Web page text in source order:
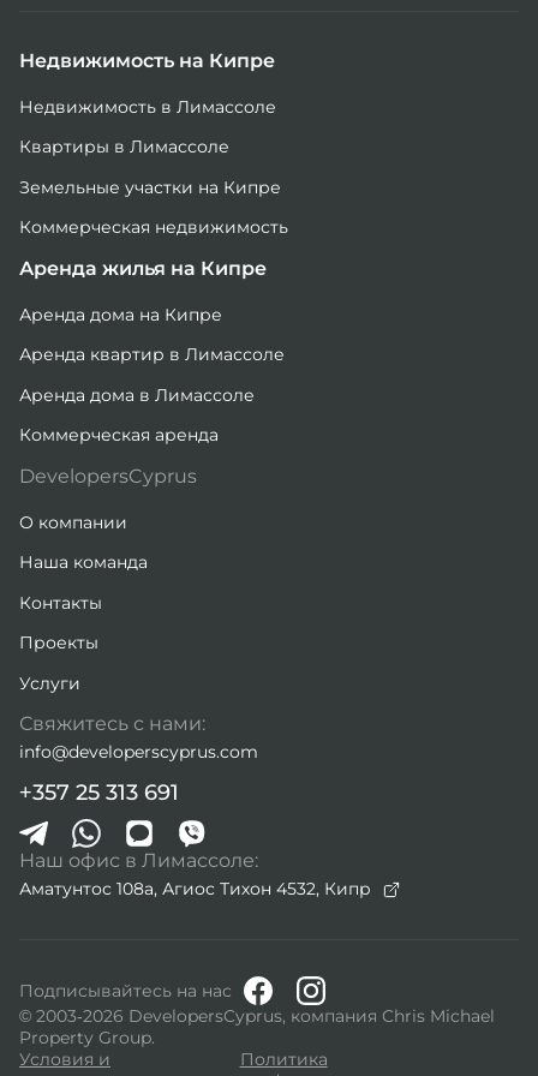
Недвижимость на Кипре
Недвижимость в Лимассоле
Квартиры в Лимассоле
Земельные участки на Кипре
Коммерческая недвижимость
Аренда жилья на Кипре
Аренда дома на Кипре
Аренда квартир в Лимассоле
Аренда дома в Лимассоле
Коммерческая аренда
DevelopersCyprus
О компании
Наша команда
Контакты
Проекты
Услуги
Свяжитесь с нами:
info@developerscyprus.com
+357 25 313 691
Наш офис в Лимассоле:
Аматунтос 108а, Агиос Тихон 4532, Кипр
Подписывайтесь на нас
© 2003-2026 DevelopersCyprus, компания Chris Michael
Property Group.
Условия и
Политика